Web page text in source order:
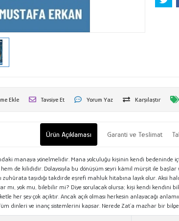
Ekle Tavsiye Et Yorum Yaz Karşılaştır
Ürün Açıklaması Garanti ve Teslimat
manaya yönelmelidir. Mana yolculuğu kişinin kendi
de kilididir. Dolayısıyla bu dönüşüm seyri kâmil mürşit ile
taşıdığı takdirde eşrefi mahluk hitabına layık olur. Aksi
mı, yok mu, bilebilir mi? Diye sorulacak olursa; kişi kendi kendini
her şey çok açıktır. Ancak açık olması herkesin anlayacağı
dinleri ve inanç sistemlerini kapsar. Nerede Zat`a mazhar bir